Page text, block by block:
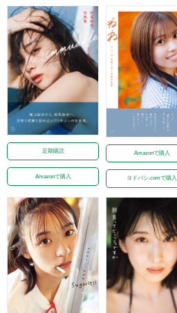
定期購読
Amazonで購入
Amazonで購入
ヨドバシ.comで購入